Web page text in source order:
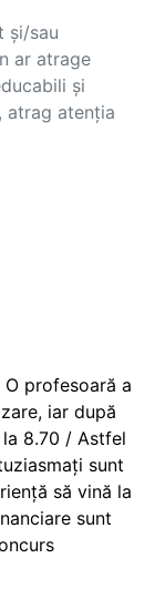
și/sau
ar atrage
și
atrag atenția
profesoară a
iar după
8.70 / Astfel
sunt
să vină la
sunt